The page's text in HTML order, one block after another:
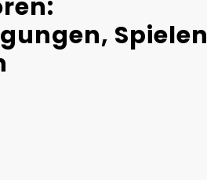
Spielen